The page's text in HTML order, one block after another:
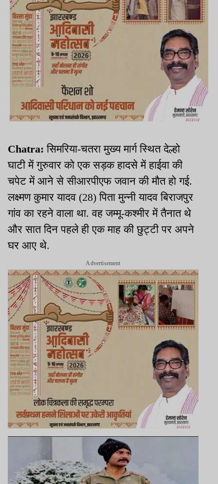
Chatra: सिमरिया-चतरा मुख्य मार्ग स्थित देल्हो
घाटी में गुरुवार को एक सड़क हादसे में हाईवा की
चपेट में आने से सीआरपीएफ जवान की मौत हो गई.
लक्ष्मण कुमार यादव (28) पिता मुन्नी यादव बिराजपुर
गांव का रहने वाला था. वह जम्मू-कश्मीर में तैनात थे
और सात दिन पहले ही एक माह की छुट्टी पर अपने
घर आए थे.
Advertisement